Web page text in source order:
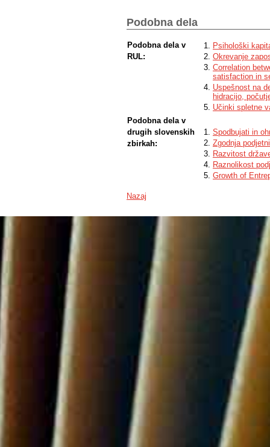
Podobna dela
Podobna dela v
RUL:
Psihološki
Okrevanje
Correlation
satisfaction in
Uspešnost na
hidracijo,
Učinki spletne
Podobna dela v
drugih slovenskih
zbirkah:
Spodbujati in
Zgodnja
Razvitost
Raznolikost
Growth of
Nazaj